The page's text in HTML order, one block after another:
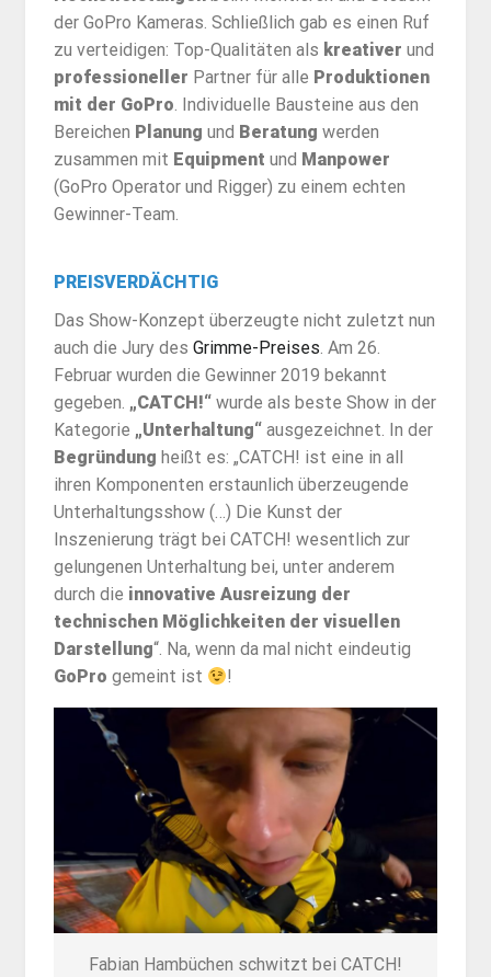
der GoPro Kameras. Schließlich gab es einen Ruf
zu verteidigen: Top-Qualitäten als kreativer und
professioneller Partner für alle Produktionen
mit der GoPro. Individuelle Bausteine aus den
Bereichen Planung und Beratung werden
zusammen mit Equipment und Manpower
(GoPro Operator und Rigger) zu einem echten
Gewinner-Team.
PREISVERDÄCHTIG
Das Show-Konzept überzeugte nicht zuletzt nun
auch die Jury des Grimme-Preises. Am 26.
Februar wurden die Gewinner 2019 bekannt
gegeben. „CATCH!“wurde als beste Show in der
Kategorie „Unterhaltung“ausgezeichnet. In der
Begründung heißt es: „CATCH! ist eine in all
ihren Komponenten erstaunlich überzeugende
Unterhaltungsshow (…) Die Kunst der
Inszenierung trägt bei CATCH! wesentlich zur
gelungenen Unterhaltung bei, unter anderem
durch die innovative Ausreizung der
technischen Möglichkeiten der visuellen
Darstellung“. Na, wenn da mal nicht eindeutig
GoPro gemeint ist !
Fabian Hambüchen schwitzt bei CATCH!